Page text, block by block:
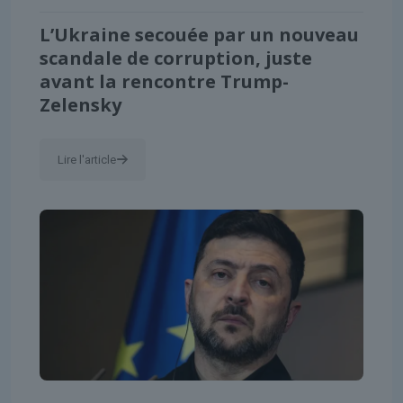
L’Ukraine secouée par un nouveau
scandale de corruption, juste
avant la rencontre Trump-
Zelensky
Lire l'article